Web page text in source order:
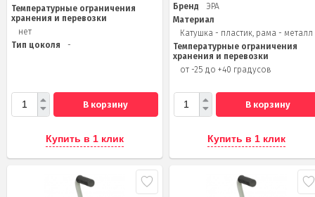
Температурные ограничения
хранения и перевозки
нет
Тип цоколя
-
В корзину
Купить в 1 клик
Бренд
ЭРА
Материал
Катушка - пластик, рама - металл
Температурные ограничения
хранения и перевозки
от -25 до +40 градусов
В корзину
Купить в 1 клик